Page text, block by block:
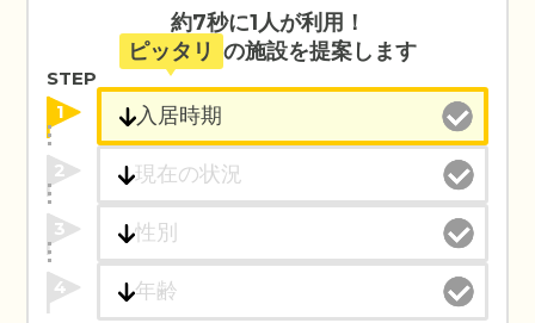
約7秒に1人が利用！
ピッタリ の施設を提案します
STEP
1
2
3
4